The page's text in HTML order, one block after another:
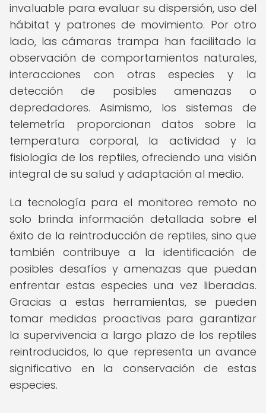
invaluable para evaluar su dispersión, uso del
hábitat y patrones de movimiento. Por otro
lado, las cámaras trampa han facilitado la
observación de comportamientos naturales,
interacciones con otras especies y la
detección de posibles amenazas o
depredadores. Asimismo, los sistemas de
telemetría proporcionan datos sobre la
temperatura corporal, la actividad y la
fisiología de los reptiles, ofreciendo una visión
integral de su salud y adaptación al medio.
La tecnología para el monitoreo remoto no
solo brinda información detallada sobre el
éxito de la reintroducción de reptiles, sino que
también contribuye a la identificación de
posibles desafíos y amenazas que puedan
enfrentar estas especies una vez liberadas.
Gracias a estas herramientas, se pueden
tomar medidas proactivas para garantizar
la supervivencia a largo plazo de los reptiles
reintroducidos, lo que representa un avance
significativo en la conservación de estas
especies.